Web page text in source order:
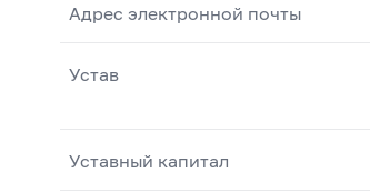
Адрес электронной почты
Устав
Уставный капитал